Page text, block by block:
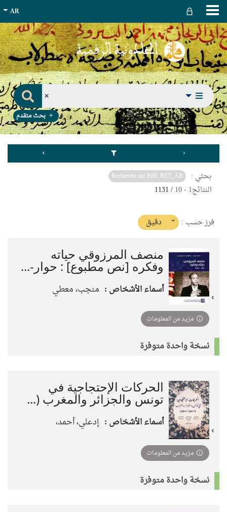
بحث متقدم
بحثي : Recherche sur BIB_RET_AR
النتائج1
-
10
/ 1131
فرز حسب : (imediat
تأثير)
دقيق
منصف المرزوقي حياته
وفكره [نص مطبوع] : حوار-...
أسماء الأشخاص : منجب، معطي
مزيد من المعلومات
نسخة واحدة متوفرة
الحركات الإحتجاجية في
تونس والجزائر والمغرب (...
أسماء الأشخاص : إدعلي، أحمد،
مزيد من المعلومات
نسخة واحدة متوفرة